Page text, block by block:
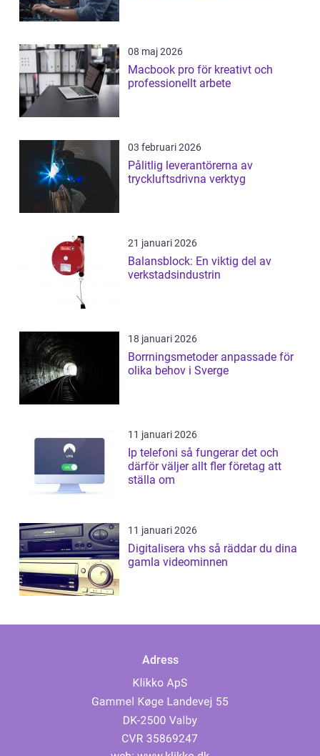
08 maj 2026
Macbook pro för kreativt och
professionellt arbete
03 februari 2026
Pålitlig leverantörerna av
tryckluftsdrivna verktyg
21 januari 2026
Balansblock: En viktig del av
verkstadsindustrin
18 januari 2026
Borrningsmetoder anpassade för
olika behov i Sverge
11 januari 2026
Ip telefoni så fungerar det och
därför väljer allt fler företag att
ställa om
11 januari 2026
Digitalisera vhs så räddar du dina
gamla videominnen
Adress